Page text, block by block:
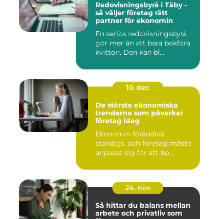
Redovisningsbyrå i Täby -
så väljer företag rätt
partner för ekonomin
En seriös redovisningsbyrå
gör mer än att bara bokföra
kvitton. Den kan bl...
10. dec
De största ekonomiska
trenderna som påverkar
företag idag
Ekonomin förändras
ständigt, och företag måste
anpassa sig för att &o...
24. nov
Så hittar du balans mellan
arbete och privatliv som